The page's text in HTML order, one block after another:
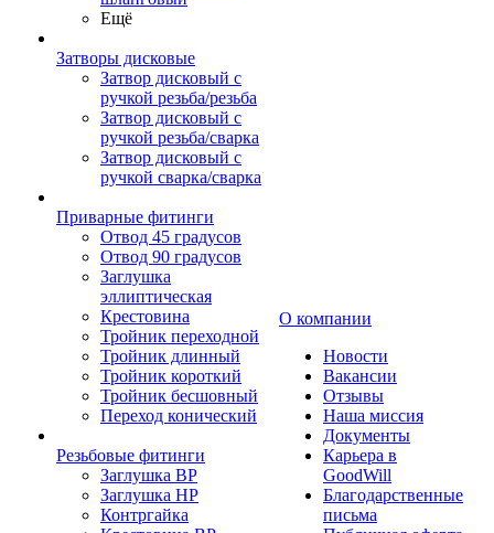
Ещё
Затворы дисковые
Затвор дисковый с
ручкой резьба/резьба
Затвор дисковый с
ручкой резьба/сварка
Затвор дисковый с
ручкой сварка/сварка
Приварные фитинги
Отвод 45 градусов
Отвод 90 градусов
Заглушка
эллиптическая
Крестовина
Тройник переходной
Тройник длинный
Тройник короткий
Тройник бесшовный
Переход конический
Резьбовые фитинги
Заглушка ВР
Заглушка НР
Контргайка
О компании
Новости
Вакансии
Отзывы
Наша миссия
Документы
Карьера в
GoodWill
Благодарственные
письма